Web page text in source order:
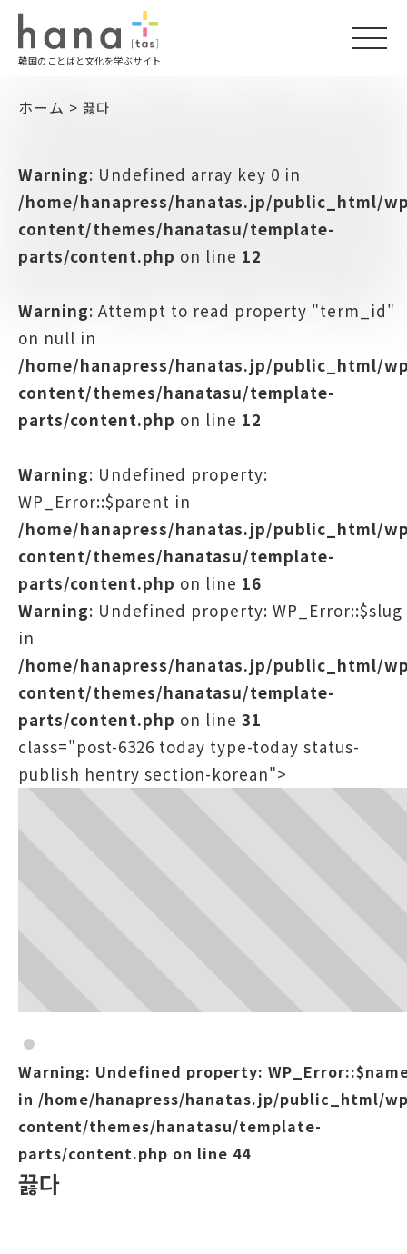
韓国のことばと文化を学ぶサイト
ホーム > 끓다
Warning: Undefined array key 0 in
/home/hanapress/hanatas.jp/public_html/
content/themes/hanatasu/template-
parts/content.php on line 12
Warning: Attempt to read property "term_id"
on null in
/home/hanapress/hanatas.jp/public_html/
content/themes/hanatasu/template-
parts/content.php on line 12
Warning: Undefined property:
WP_Error::$parent in
/home/hanapress/hanatas.jp/public_html/
content/themes/hanatasu/template-
parts/content.php on line 16
Warning: Undefined property: WP_Error::$slug
in
/home/hanapress/hanatas.jp/public_html/
content/themes/hanatasu/template-
parts/content.php on line 31
class="post-6326 today type-today status-
publish hentry section-korean">
Warning: Undefined property:
in /home/hanapress/hanatas.jp/public_html/
content/themes/hanatasu/template-
parts/content.php on line 44
끓다